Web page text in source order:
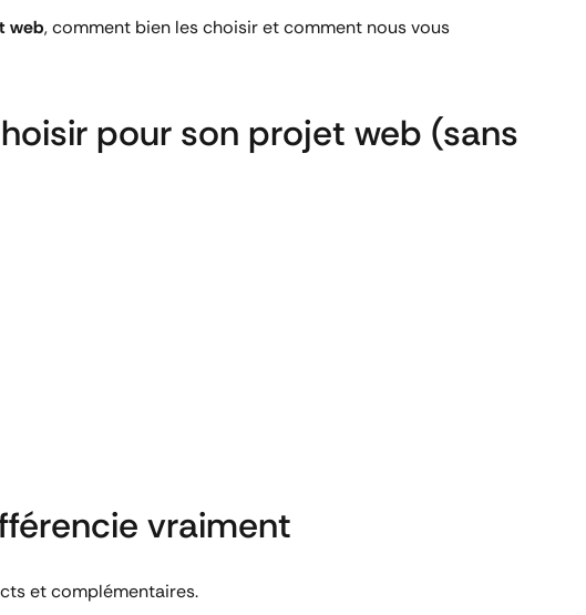
web, comment bien les choisir et comment nous vous
pour son projet web (sans
vraiment
et complémentaires.